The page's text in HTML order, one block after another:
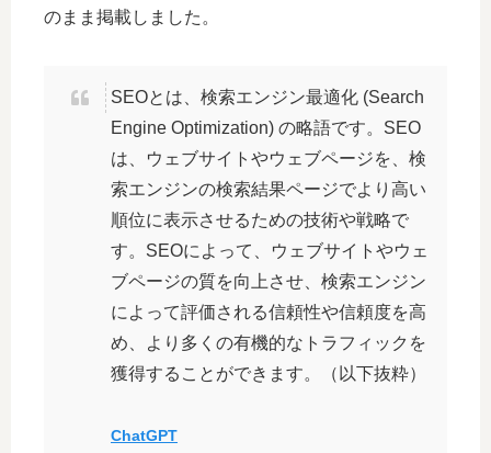
のまま掲載しました。
SEOとは、検索エンジン最適化 (Search
Engine Optimization) の略語です。SEO
は、ウェブサイトやウェブページを、検
索エンジンの検索結果ページでより高い
順位に表示させるための技術や戦略で
す。SEOによって、ウェブサイトやウェ
ブページの質を向上させ、検索エンジン
によって評価される信頼性や信頼度を高
め、より多くの有機的なトラフィックを
獲得することができます。（以下抜粋）
ChatGPT